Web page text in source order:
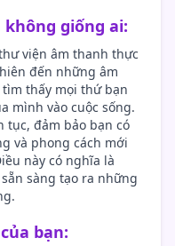
giống ai:
viện âm thanh thực
đến những âm
thấy mọi thứ bạn
mình vào cuộc sống.
tục, đảm bảo bạn có
và phong cách mới
này có nghĩa là
sàng tạo ra những
bạn: